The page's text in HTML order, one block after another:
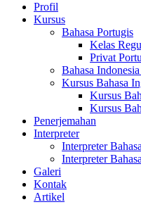
Profil
Kursus
Bahasa Portugis
Kelas
Privat
Bahasa
Kursus Bahasa
Kursus
Kursus
Penerjemahan
Interpreter
Interpreter
Interpreter
Galeri
Kontak
Artikel